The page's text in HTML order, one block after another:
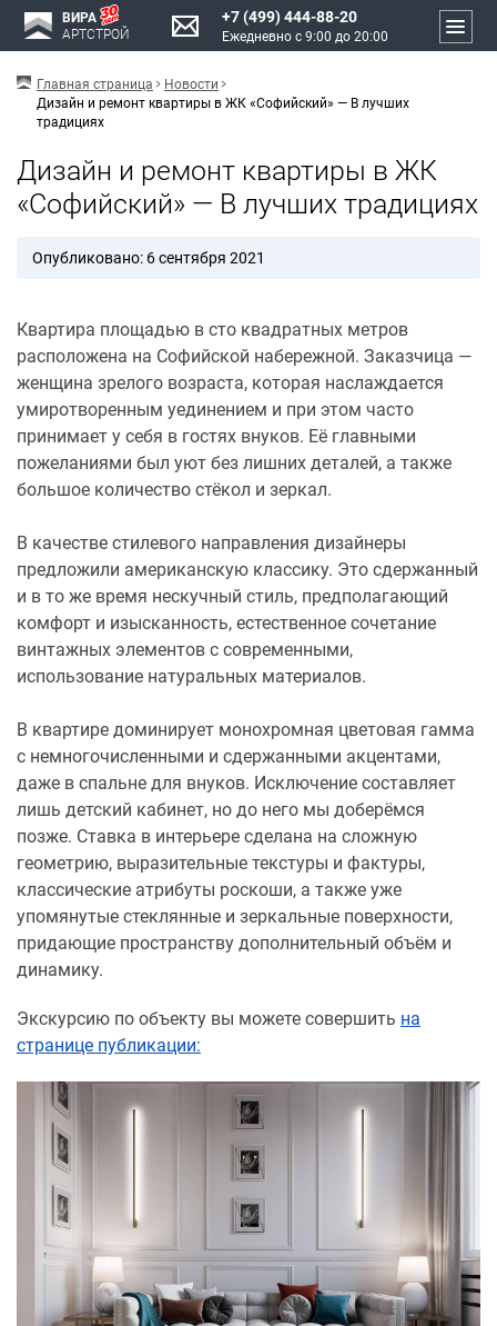
ВИРА
АРТСТРОЙ
+7 (499) 444-88-20
Ежедневно с 9:00 до 20:00
Главная страница
Новости
Дизайн и ремонт квартиры в ЖК «Софийский» — В лучших
традициях
Дизайн и ремонт квартиры в ЖК
«Софийский» — В лучших традициях
Опубликовано: 6 сентября 2021
Квартира площадью в сто квадратных метров
расположена на Софийской набережной. Заказчица —
женщина зрелого возраста, которая наслаждается
умиротворенным уединением и при этом часто
принимает у себя в гостях внуков. Её главными
пожеланиями был уют без лишних деталей, а также
большое количество стёкол и зеркал.
В качестве стилевого направления дизайнеры
предложили американскую классику. Это сдержанный
и в то же время нескучный стиль, предполагающий
комфорт и изысканность, естественное сочетание
винтажных элементов с современными,
использование натуральных материалов.
В квартире доминирует монохромная цветовая гамма
с немногочисленными и сдержанными акцентами,
даже в спальне для внуков. Исключение составляет
лишь детский кабинет, но до него мы доберёмся
позже. Ставка в интерьере сделана на сложную
геометрию, выразительные текстуры и фактуры,
классические атрибуты роскоши, а также уже
упомянутые стеклянные и зеркальные поверхности,
придающие пространству дополнительный объём и
динамику.
Экскурсию по объекту вы можете совершить на
странице публикации: